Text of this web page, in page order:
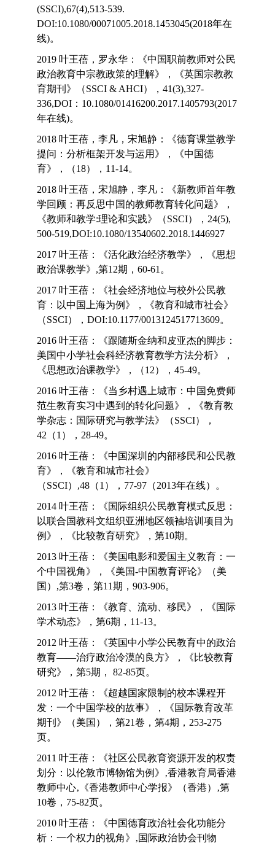
(SSCI),67(4),513-539.
DOI:10.1080/00071005.2018.1453045(2018年在
线)。
2019 叶王蓓，罗永华：《中国职前教师对公民
政治教育中宗教政策的理解》，《英国宗教教
育期刊》（SSCI & AHCI），41(3),327-
336,DOI：10.1080/01416200.2017.1405793(2017
年在线)。
2018 叶王蓓，李凡，宋旭静：《德育课堂教学
提问：分析框架开发与运用》，《中国德
育》，（18），11-14。
2018 叶王蓓，宋旭静，李凡：《新教师首年教
学回顾：再反思中国的教师教育转化问题》，
《教师和教学:理论和实践》（SSCI），24(5),
500-519,DOI:10.1080/13540602.2018.1446927
2017 叶王蓓：《活化政治经济教学》，《思想
政治课教学》,第12期，60-61。
2017 叶王蓓：《社会经济地位与校外公民教
育：以中国上海为例》，《教育和城市社会》
（SSCI），DOI:10.1177/0013124517713609。
2016 叶王蓓：《跟随斯金纳和皮亚杰的脚步：
美国中小学社会科经济教育教学方法分析》，
《思想政治课教学》，（12），45-49。
2016 叶王蓓：《当乡村遇上城市：中国免费师
范生教育实习中遇到的转化问题》，《教育教
学杂志：国际研究与教学法》（SSCI），
42（1），28-49。
2016 叶王蓓：《中国深圳的内部移民和公民教
育》，《教育和城市社会》
（SSCI）,48（1），77-97（2013年在线）。
2014 叶王蓓：《国际组织公民教育模式反思：
以联合国教科文组织亚洲地区领袖培训项目为
例》，《比较教育研究》，第10期。
2013 叶王蓓：《美国电影和爱国主义教育：一
个中国视角》，《美国-中国教育评论》（美
国）,第3卷，第11期，903-906。
2013 叶王蓓：《教育、流动、移民》，《国际
学术动态》，第6期，11-13。
2012 叶王蓓：《英国中小学公民教育中的政治
教育——治疗政治冷漠的良方》，《比较教育
研究》，第5期， 82-85页。
2012 叶王蓓：《超越国家限制的校本课程开
发：一个中国学校的故事》，《国际教育改革
期刊》（美国），第21卷，第4期，253-275
页。
2011 叶王蓓：《社区公民教育资源开发的权责
划分：以伦敦市博物馆为例》‚香港教育局香港
教师中心‚《香港教师中心学报》（香港）‚第
10卷，75-82页。
2010 叶王蓓：《中国德育政治社会化功能分
析：一个权力的视角》‚国际政治协会刊物